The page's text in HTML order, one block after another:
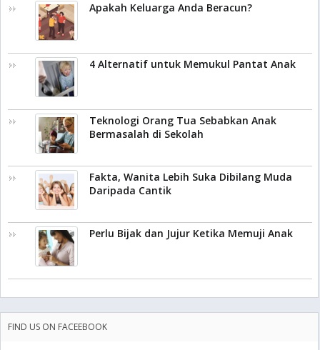
Apakah Keluarga Anda Beracun?
4 Alternatif untuk Memukul Pantat Anak
Teknologi Orang Tua Sebabkan Anak
Bermasalah di Sekolah
Fakta, Wanita Lebih Suka Dibilang Muda
Daripada Cantik
Perlu Bijak dan Jujur Ketika Memuji Anak
FIND US ON FACEEBOOK